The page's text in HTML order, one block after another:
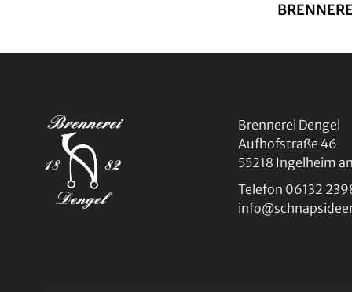
Brennerei Dengel
Aufhofstraße 46
55218 Ingelheim
Telefon 06132